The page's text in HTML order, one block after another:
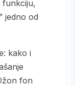
funkciju,
jedno od
fon